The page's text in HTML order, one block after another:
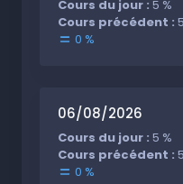
Cours du jour : 5 %
Cours précédent :
0 %
06/08/2026
Cours du jour : 5 %
Cours précédent :
0 %